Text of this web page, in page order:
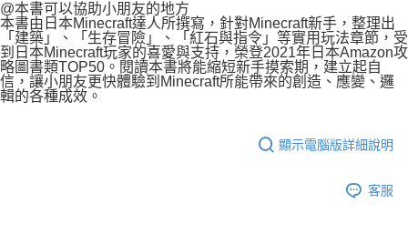
@本書可以協助小朋友的地方
本書由日本Minecraft達人所撰寫，針對Minecraft新手，整理出
「建築」、「生存冒險」、「紅石與指令」等實用玩法章節，受
到日本Minecraft玩家的喜愛與支持，榮登2021年日本Amazon攻
略圖書類TOP50。閱讀本書將能縮短新手摸索期，建立起自
信，讓小朋友更快體驗到Minecraft所能帶來的創造、應變、邏
輯的各種成效。
顯示電腦版詳細說明
客服